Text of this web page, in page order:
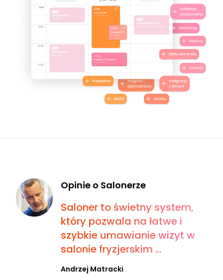
Opinie o Salonerze
Saloner to świetny system,
który pozwala na łatwe i
szybkie umawianie wizyt w
salonie fryzjerskim ...
Andrzej Matracki